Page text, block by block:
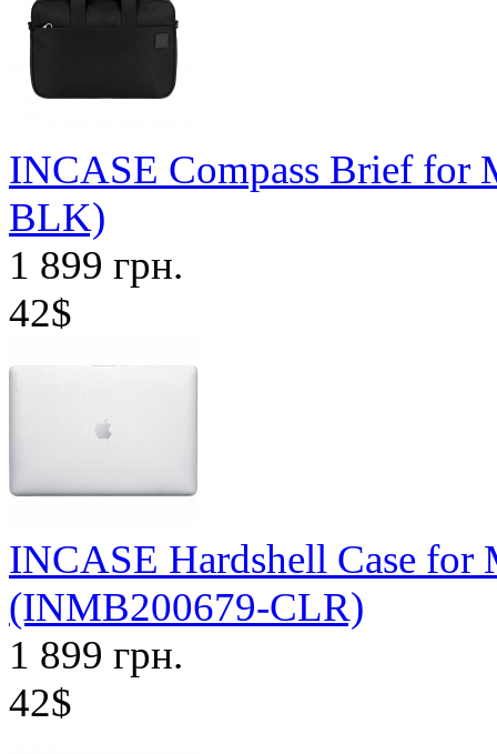
INCASE Compass Brief for
BLK)
1 899 грн.
42$
INCASE Hardshell Case for
(INMB200679-CLR)
1 899 грн.
42$